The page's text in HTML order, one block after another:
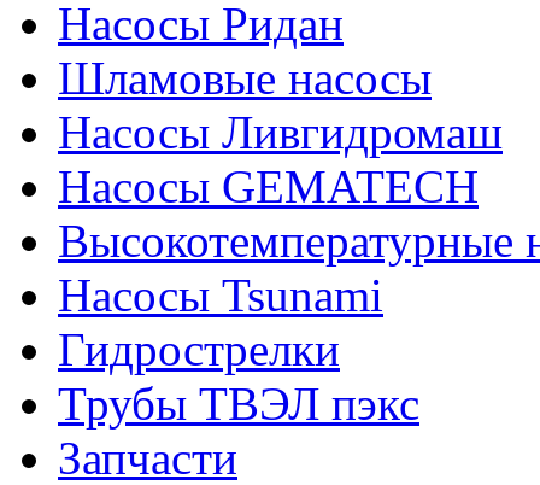
Насосы Ридан
Шламовые насосы
Насосы Ливгидромаш
Насосы GEMATECH
Высокотемпературные
Насосы Tsunami
Гидрострелки
Трубы ТВЭЛ пэкс
Запчасти